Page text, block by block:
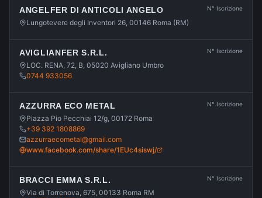
ANGELFER DI ANTICOLI ANGELO
Lungotevere degli Inventori 26, 00146 Roma (RM)
N° Iscrizione
AVIGLIANFER S.R.L.
LOC. RENA, 72, B, 05020 Avigliano Umbro
0744 933056
N° Iscrizione
AZZURRA ECO METAL
Piazza Pio Pecchiai 12/g, 00172 Roma
+39 392 1808869
azzurraecometal@gmail.com
www.facebook.com/share/1EUc4siswj/
N° Iscrizione
BRACCI EMMA S.R.L.
Via di Torrenova, 675, 00133 Roma RM
N° Iscrizione